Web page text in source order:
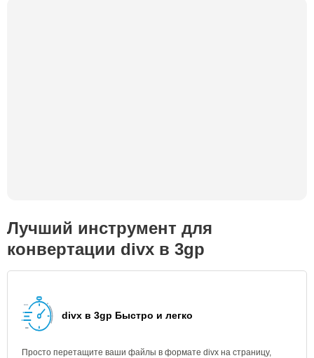
Лучший инструмент для
конвертации divx в 3gp
divx в 3gp Быстро и легко
Просто перетащите ваши файлы в формате divx на страницу,